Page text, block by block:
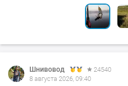
Шнивовод
24540
8 августа 2026, 09:40